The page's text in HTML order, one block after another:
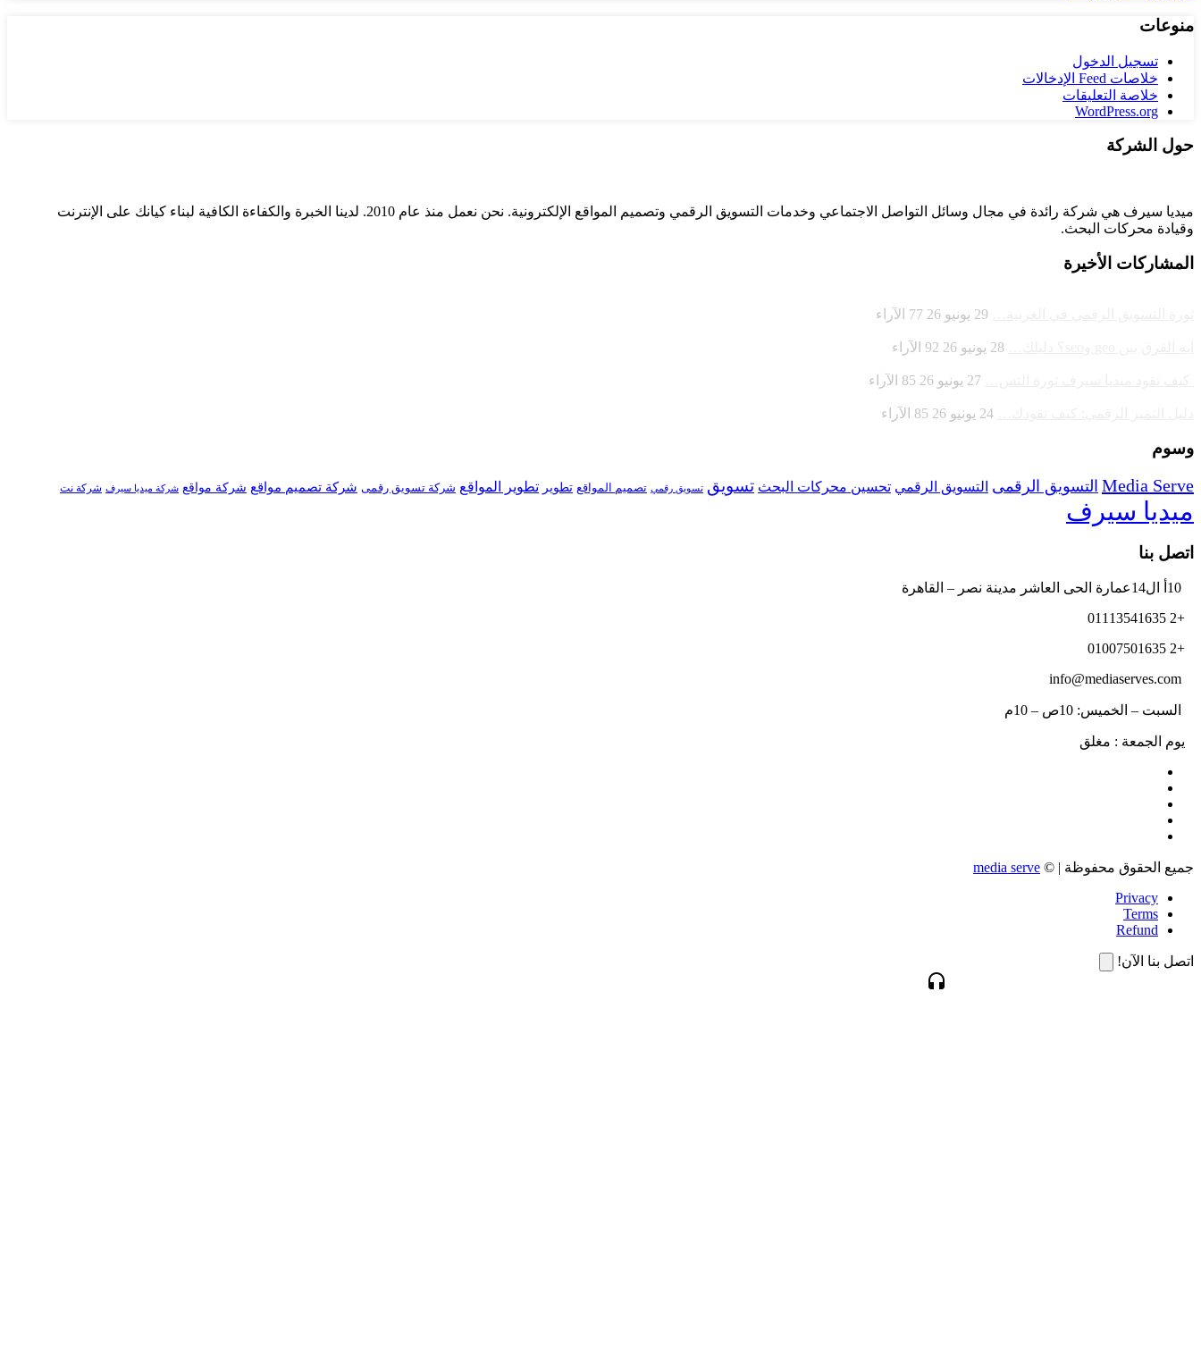
منوعات
تسجيل الدخول
خلاصات Feed الإدخالات
خلاصة التعليقات
WordPress.org
حول الشركة
ميديا ​​سيرف هي شركة رائدة في مجال وسائل التواصل الاجتماعي وخدمات التسويق الرقمي وتصميم المواقع الإلكترونية. نحن نعمل منذ عام 2010. لدينا الخبرة والكفاءة الكافية لبناء كيانك على الإنترنت
وقيادة محركات البحث.
المشاركات الأخيرة
29 يونيو 26 77 الآراء
28 يونيو 26 92 الآراء
27 يونيو 26 85 الآراء
24 يونيو 26 85 الآراء
وسوم
Media Serve التسويق الرقمى التسويق الرقمي تحسين محركات البحث تسويق تسويق رقمي تصميم المواقع تطوير تطوير المواقع شركة تسويق رقمى شركة تصميم مواقع شركة مواقع شركة ميديا سيرف شركة نت
ميديا سيرف
اتصل بنا
+2 01113541635
+2 01007501635
السبت – الخميس: 10ص – 10م
يوم الجمعة : مغلق
جميع الحقوق محفوظة | © media serve
Privacy
Terms
Refund
اتصل بنا الآن!